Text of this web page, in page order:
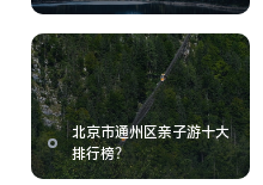
北京市通州区亲子游十大
排行榜？